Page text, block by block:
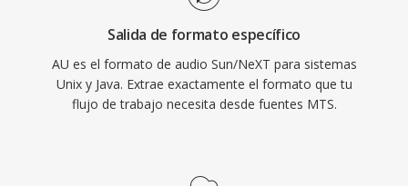
Salida de formato específico
AU es el formato de audio Sun/NeXT para sistemas
Unix y Java. Extrae exactamente el formato que tu
flujo de trabajo necesita desde fuentes MTS.